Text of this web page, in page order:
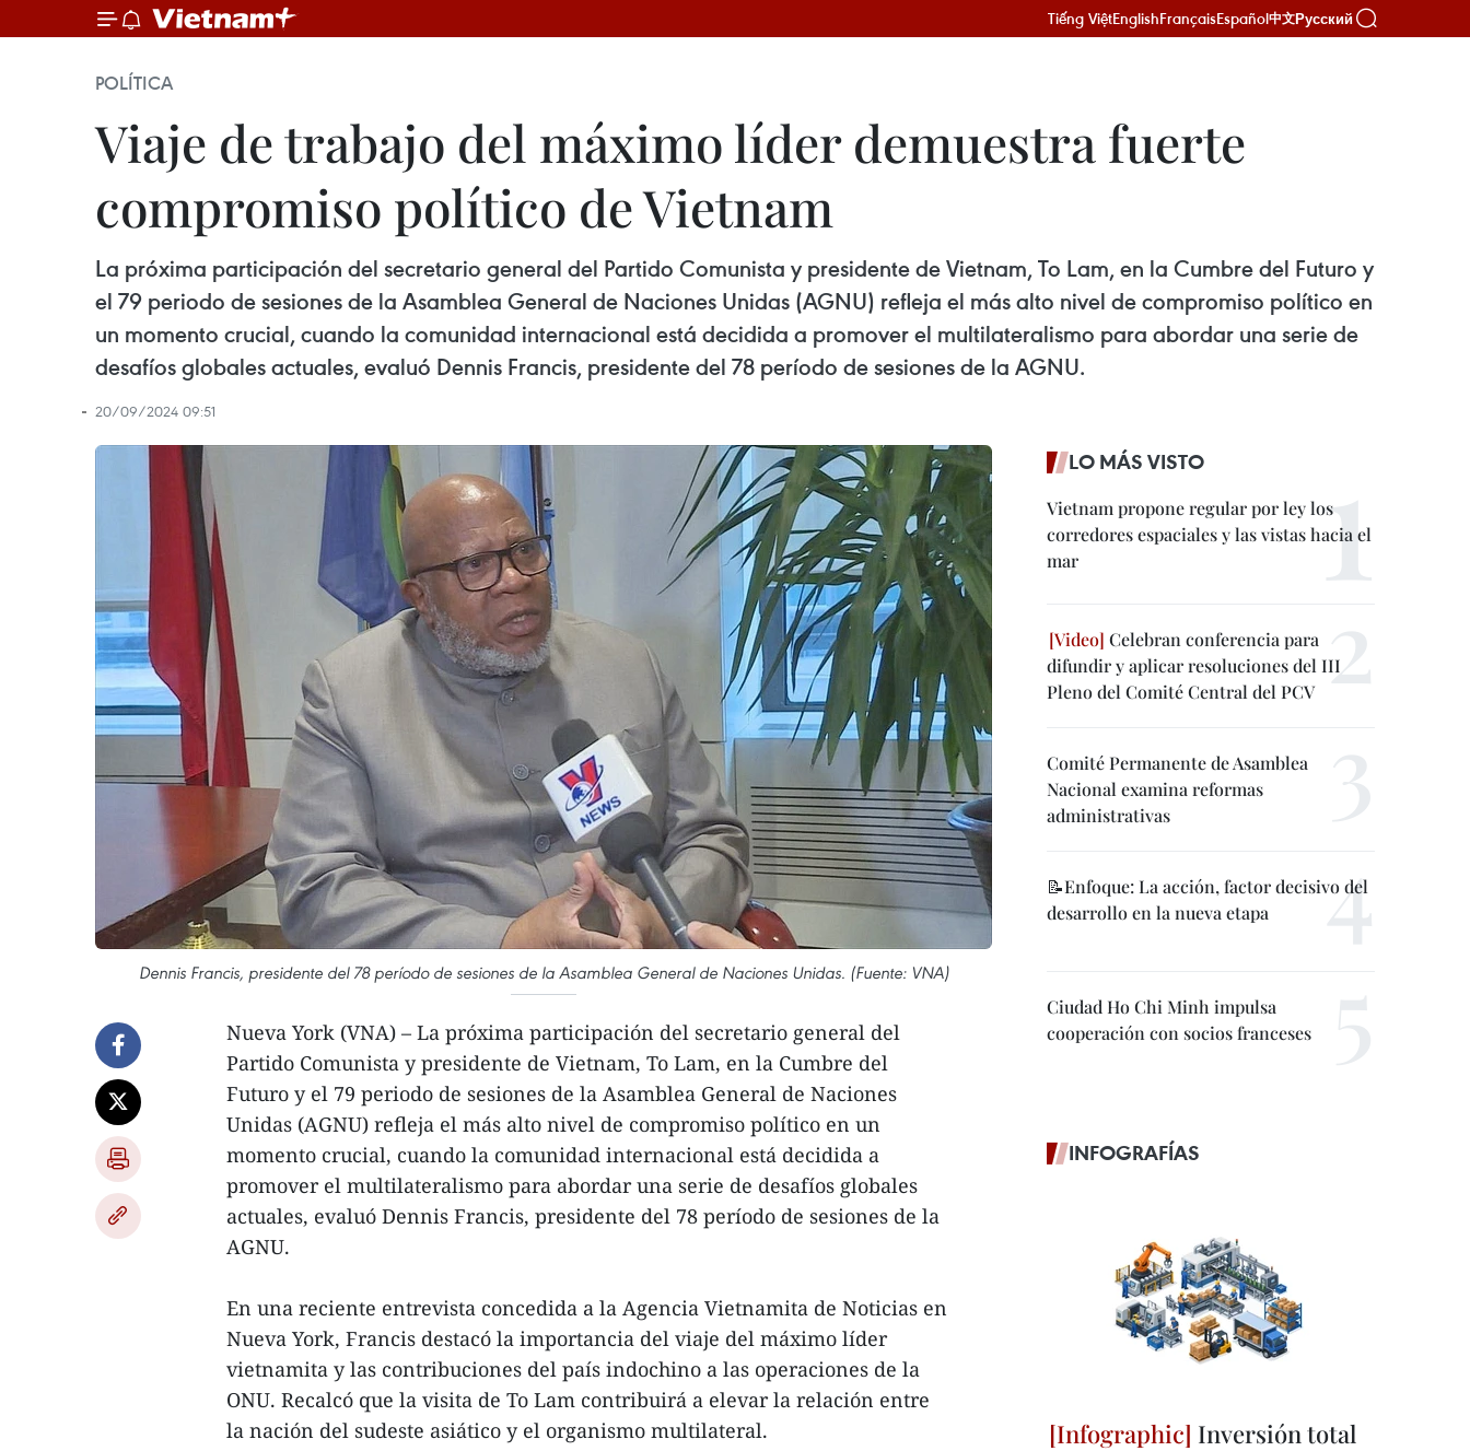
Tiếng ViệtEnglishFrançaisEspañol中文Русский
POLÍTICA
Viaje de trabajo del máximo líder demuestra fuerte
compromiso político de Vietnam
La próxima participación del secretario general del Partido Comunista y presidente de Vietnam, To Lam, en la Cumbre del Futuro y
el 79 periodo de sesiones de la Asamblea General de Naciones Unidas (AGNU) refleja el más alto nivel de compromiso político en
un momento crucial, cuando la comunidad internacional está decidida a promover el multilateralismo para abordar una serie de
desafíos globales actuales, evaluó Dennis Francis, presidente del 78 período de sesiones de la AGNU.
20/09/2024 09:51
Dennis Francis, presidente del 78 período de sesiones de la Asamblea General de Naciones Unidas. (Fuente: VNA)
Nueva York (VNA) – La próxima participación del secretario general del
Partido Comunista y presidente de Vietnam, To Lam, en la Cumbre del
Futuro y el 79 periodo de sesiones de la Asamblea General de Naciones
Unidas (AGNU) refleja el más alto nivel de compromiso político en un
momento crucial, cuando la comunidad internacional está decidida a
promover el multilateralismo para abordar una serie de desafíos globales
actuales, evaluó Dennis Francis, presidente del 78 período de sesiones de la
AGNU.
En una reciente entrevista concedida a la Agencia Vietnamita de Noticias en
Nueva York, Francis destacó la importancia del viaje del máximo líder
vietnamita y las contribuciones del país indochino a las operaciones de la
ONU. Recalcó que la visita de To Lam contribuirá a elevar la relación entre
la nación del sudeste asiático y el organismo multilateral.
LO MÁS VISTO
Vietnam propone regular por ley los
corredores espaciales y las vistas hacia el
mar
Celebran conferencia para
difundir y aplicar resoluciones del III
Pleno del Comité Central del PCV
Comité Permanente de Asamblea
Nacional examina reformas
administrativas
📝Enfoque: La acción, factor decisivo del
desarrollo en la nueva etapa
Ciudad Ho Chi Minh impulsa
cooperación con socios franceses
INFOGRAFÍAS
Inversión total